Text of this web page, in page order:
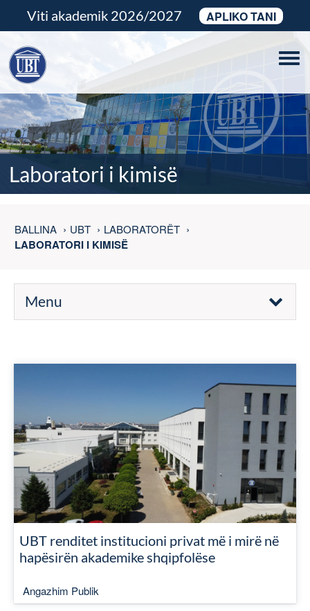
Viti akademik 2026/2027 APLIKO TANI
Laboratori i kimisë
BALLINA UBT LABORATORËT
LABORATORI I KIMISË
Menu
UBT renditet institucioni privat më i mirë në
hapësirën akademike shqipfolëse
Angazhim Publik